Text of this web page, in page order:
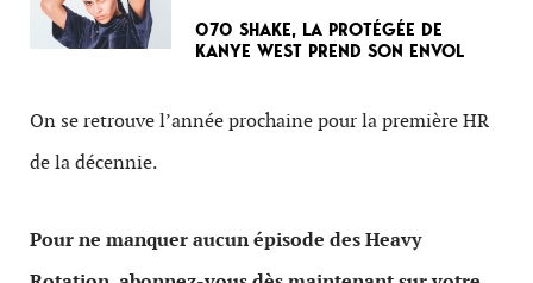
070 SHAKE, LA PROTÉGÉE DE
KANYE WEST PREND SON ENVOL
On se retrouve l’année prochaine pour la première HR
de la décennie.
Pour ne manquer aucun épisode des Heavy